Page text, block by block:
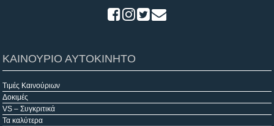
ΚΑΙΝΟΥΡΙΟ ΑΥΤΟΚΙΝΗΤΟ
Τιμές Καινούριων
Δοκιμές
VS – Συγκριτικά
Τα καλύτερα